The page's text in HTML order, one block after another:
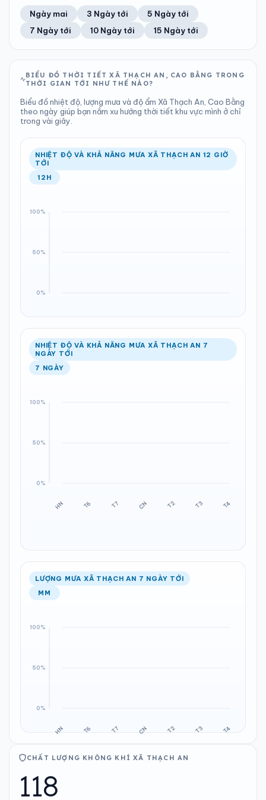
24°C 97%
Khả năng mưa
0 mm
Tổng cả ngày
999 hPa
Bình thường
13
Chỉ số UV
Tốt
Ước lượng
23°C
Ổn định
31%
Khả năng mưa
Trung bình ngày Tốc độ gió
TIA UV TẦM NHÌN
LƯỢNG MƯA
4.68 mm
Tổng cả ngày
ÁP SUẤT
1001 hPa
Bình thường
Ổn định Khả năng mưa
Ngày mai 3 Ngày tới
5 Ngày tới
7 Ngày tới
10 Ngày tới 15 Ngày tới
BIỂU ĐỒ THỜI TIẾT XÃ THẠCH AN, CAO BẰNG TRONG
THỜI GIAN TỚI NHƯ THẾ NÀO?
Biểu đồ nhiệt độ, lượng mưa và độ ẩm Xã Thạch An, Cao Bằng
theo ngày giúp bạn nắm xu hướng thời tiết khu vực mình ở chỉ
trong vài giây.
NHIỆT ĐỘ VÀ KHẢ NĂNG MƯA XÃ THẠCH AN 12 GIỜ
TỚI
12H
NHIỆT ĐỘ VÀ KHẢ NĂNG MƯA XÃ THẠCH AN 7
NGÀY TỚI
7 NGÀY
LƯỢNG MƯA XÃ THẠCH AN 7 NGÀY TỚI
MM
CHẤT LƯỢNG KHÔNG KHÍ XÃ THẠCH AN
118